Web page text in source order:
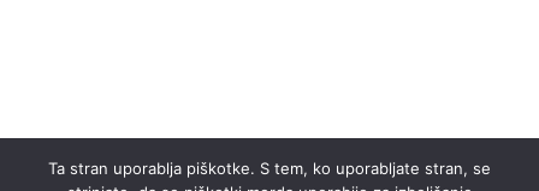
Ta stran uporablja piškotke. S tem, ko uporabljate stran, se